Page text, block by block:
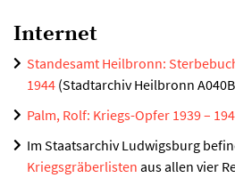
Internet
Standesamt Heilbronn:
1944 (Stadtarchiv Heilbronn
Palm, Rolf: Kriegs-Opfer 1939 –
Im Staatsarchiv Ludwigsburg
Kriegsgräberlisten aus allen vier